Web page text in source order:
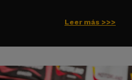
Leer más >>>